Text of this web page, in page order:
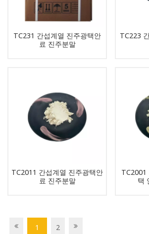
TC231 간섭계열 진주광택안
료 진주분말
TC223
TC2011 간섭계열 진주광택안
료 진주분말
TC2001
택
1 2